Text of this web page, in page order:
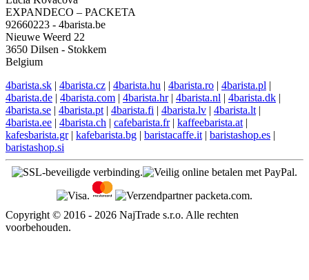
EXPANDECO – PACKETA
92660223 - 4barista.be
Nieuwe Weerd 22
3650 Dilsen - Stokkem
Belgium
4barista.sk | 4barista.cz | 4barista.hu | 4barista.ro | 4barista.pl |
4barista.de | 4barista.com | 4barista.hr| 4barista.nl | 4barista.dk |
4barista.se | 4barista.pt | 4barista.fi | 4barista.lv | 4barista.lt |
4barista.ee | 4barista.ch | cafebarista.fr| kaffeebarista.at |
kafesbarista.gr| kafebarista.bg | baristacaffe.it | baristashop.es |
baristashop.si
Copyright © 2016 - 2026 NajTrade s.r.o. Alle rechten
voorbehouden.